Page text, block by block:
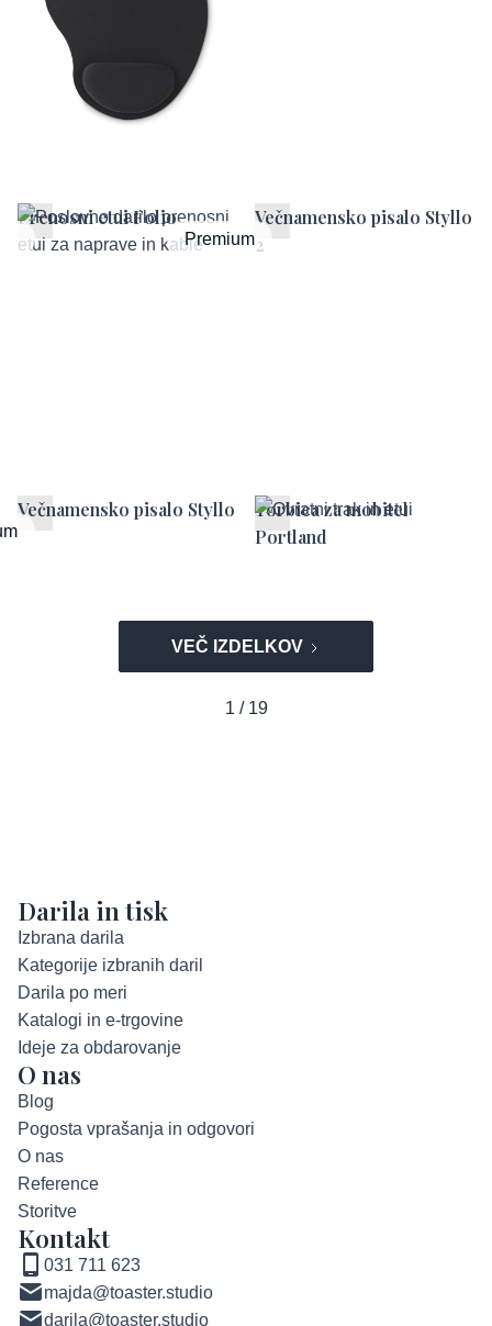
Prenosni etui Folio
Premium
Večnamensko pisalo Styllo
2
Večnamensko pisalo Styllo
Torbica za mobitel
Portland
VEČ IZDELKOV
1 / 19
Darila in tisk
Izbrana darila
Kategorije izbranih daril
Darila po meri
Katalogi in e-trgovine
Ideje za obdarovanje
O nas
Blog
Pogosta vprašanja in odgovori
O nas
Reference
Storitve
Kontakt
031 711 623
majda@toaster.studio
darila@toaster.studio